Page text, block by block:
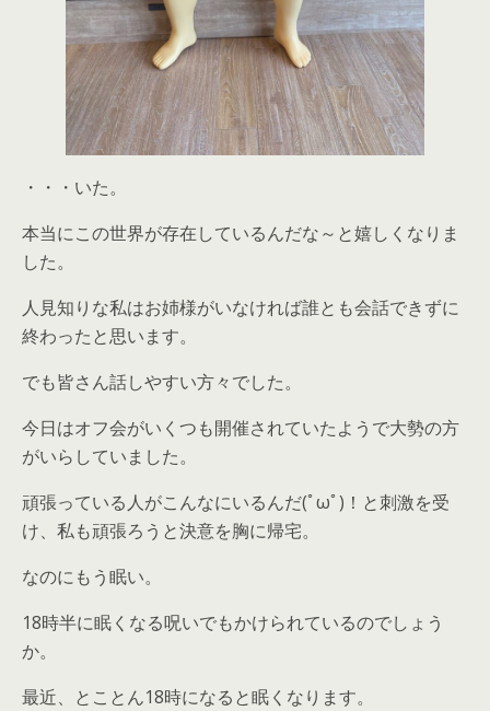
・・・いた。
本当にこの世界が存在しているんだな～と嬉しくなりま
した。
人見知りな私はお姉様がいなければ誰とも会話できずに
終わったと思います。
でも皆さん話しやすい方々でした。
今日はオフ会がいくつも開催されていたようで大勢の方
がいらしていました。
頑張っている人がこんなにいるんだ(ﾟωﾟ)！と刺激を受
け、私も頑張ろうと決意を胸に帰宅。
なのにもう眠い。
18時半に眠くなる呪いでもかけられているのでしょう
か。
最近、とことん18時になると眠くなります。